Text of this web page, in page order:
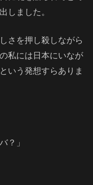
しました。
さを押し殺しながら
私には日本にいなが
いう発想すらありま
？」